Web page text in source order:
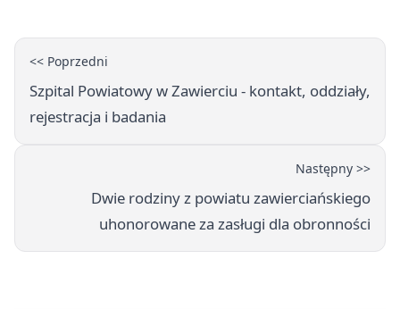
<< Poprzedni
Szpital Powiatowy w Zawierciu - kontakt, oddziały,
rejestracja i badania
Następny >>
Dwie rodziny z powiatu zawierciańskiego
uhonorowane za zasługi dla obronności